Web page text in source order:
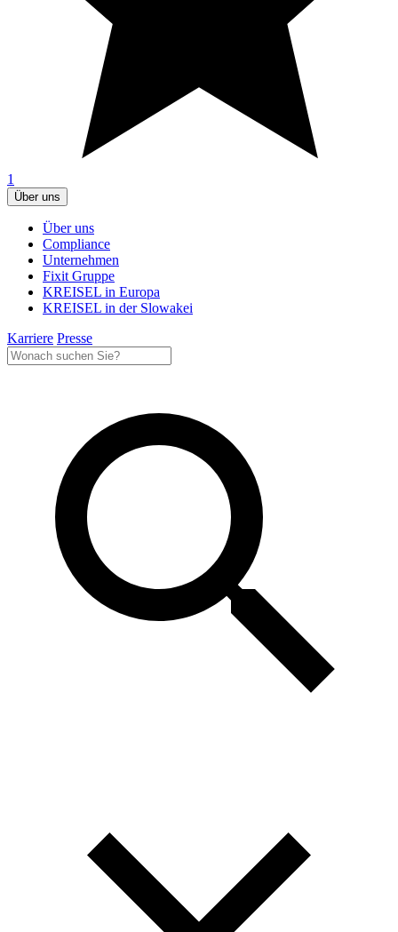
1
Über uns
Über uns
Compliance
Unternehmen
Fixit Gruppe
KREISEL in Europa
KREISEL in der Slowakei
Karriere Presse